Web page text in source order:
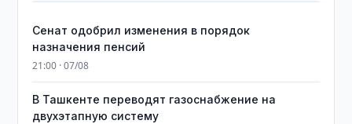
Сенат одобрил изменения в порядок
назначения пенсий
21:00 · 07/08
В Ташкенте переводят газоснабжение на
двухэтапную систему